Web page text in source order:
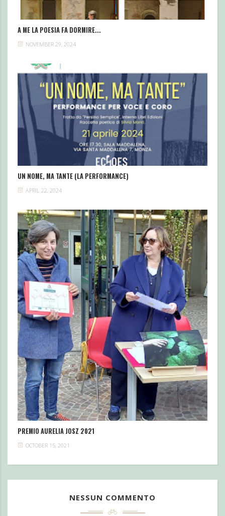
A ME LA POESIA FA DORMIRE...
NOVEMBER 29, 2024
UN NOME, MA TANTE (LA PERFORMANCE)
APRIL 22, 2024
PREMIO AURELIA JOSZ 2021
OCTOBER 15, 2021
NESSUN COMMENTO